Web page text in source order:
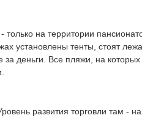
на территории
установлены тенты, стоят
за деньги. Все пляжи, на
развития торговли там -